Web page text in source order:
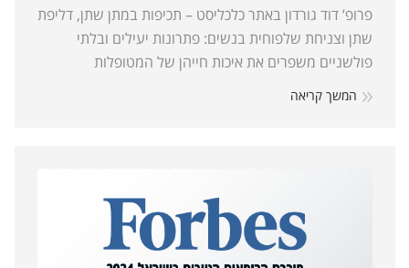
פרופ’ דוד גורדון באתר כלכליסט – תכיפות במתן שתן, דליפת
שתן וצניחת שלפוחית בנשים: פתרונות יעילים ובלתי
פולשניים משפרים את איכות חייהן של המטופלות
המשך קריאה